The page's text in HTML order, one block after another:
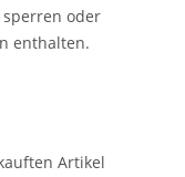
sperren oder
enthalten.
Artikel